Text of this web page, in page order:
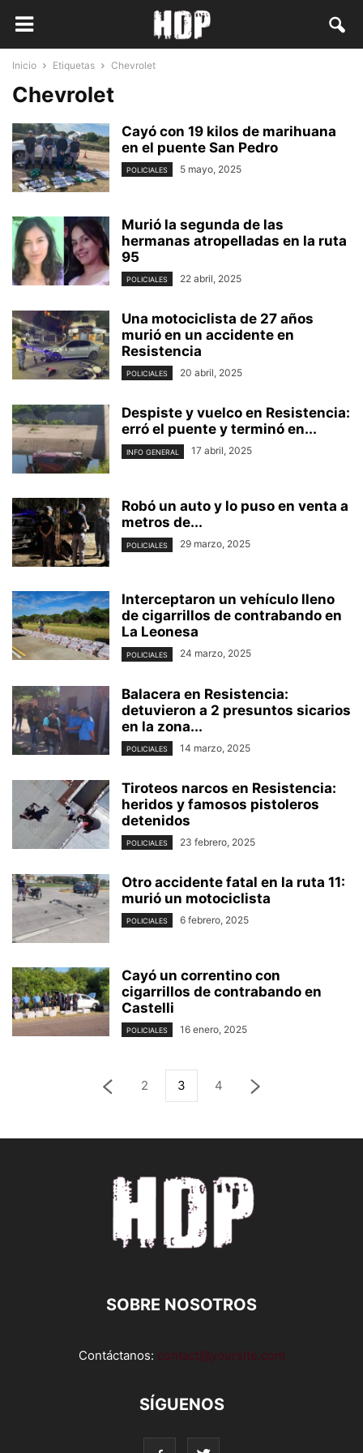
Inicio Etiquetas Chevrolet
Chevrolet
Cayó con 19 kilos de marihuana
en el puente San Pedro
POLICIALES 5 mayo, 2025
Murió la segunda de las
hermanas atropelladas en la ruta
95
POLICIALES 22 abril, 2025
Una motociclista de 27 años
murió en un accidente en
Resistencia
POLICIALES 20 abril, 2025
Despiste y vuelco en Resistencia:
erró el puente y terminó en...
INFO GENERAL 17 abril, 2025
Robó un auto y lo puso en venta a
metros de...
POLICIALES 29 marzo, 2025
Interceptaron un vehículo lleno
de cigarrillos de contrabando en
La Leonesa
POLICIALES 24 marzo, 2025
Balacera en Resistencia:
detuvieron a 2 presuntos sicarios
en la zona...
POLICIALES 14 marzo, 2025
Tiroteos narcos en Resistencia:
heridos y famosos pistoleros
detenidos
POLICIALES 23 febrero, 2025
Otro accidente fatal en la ruta 11:
murió un motociclista
POLICIALES 6 febrero, 2025
Cayó un correntino con
cigarrillos de contrabando en
Castelli
POLICIALES 16 enero, 2025
2 3 4
SOBRE NOSOTROS
Contáctanos: contact@yoursite.com
SÍGUENOS